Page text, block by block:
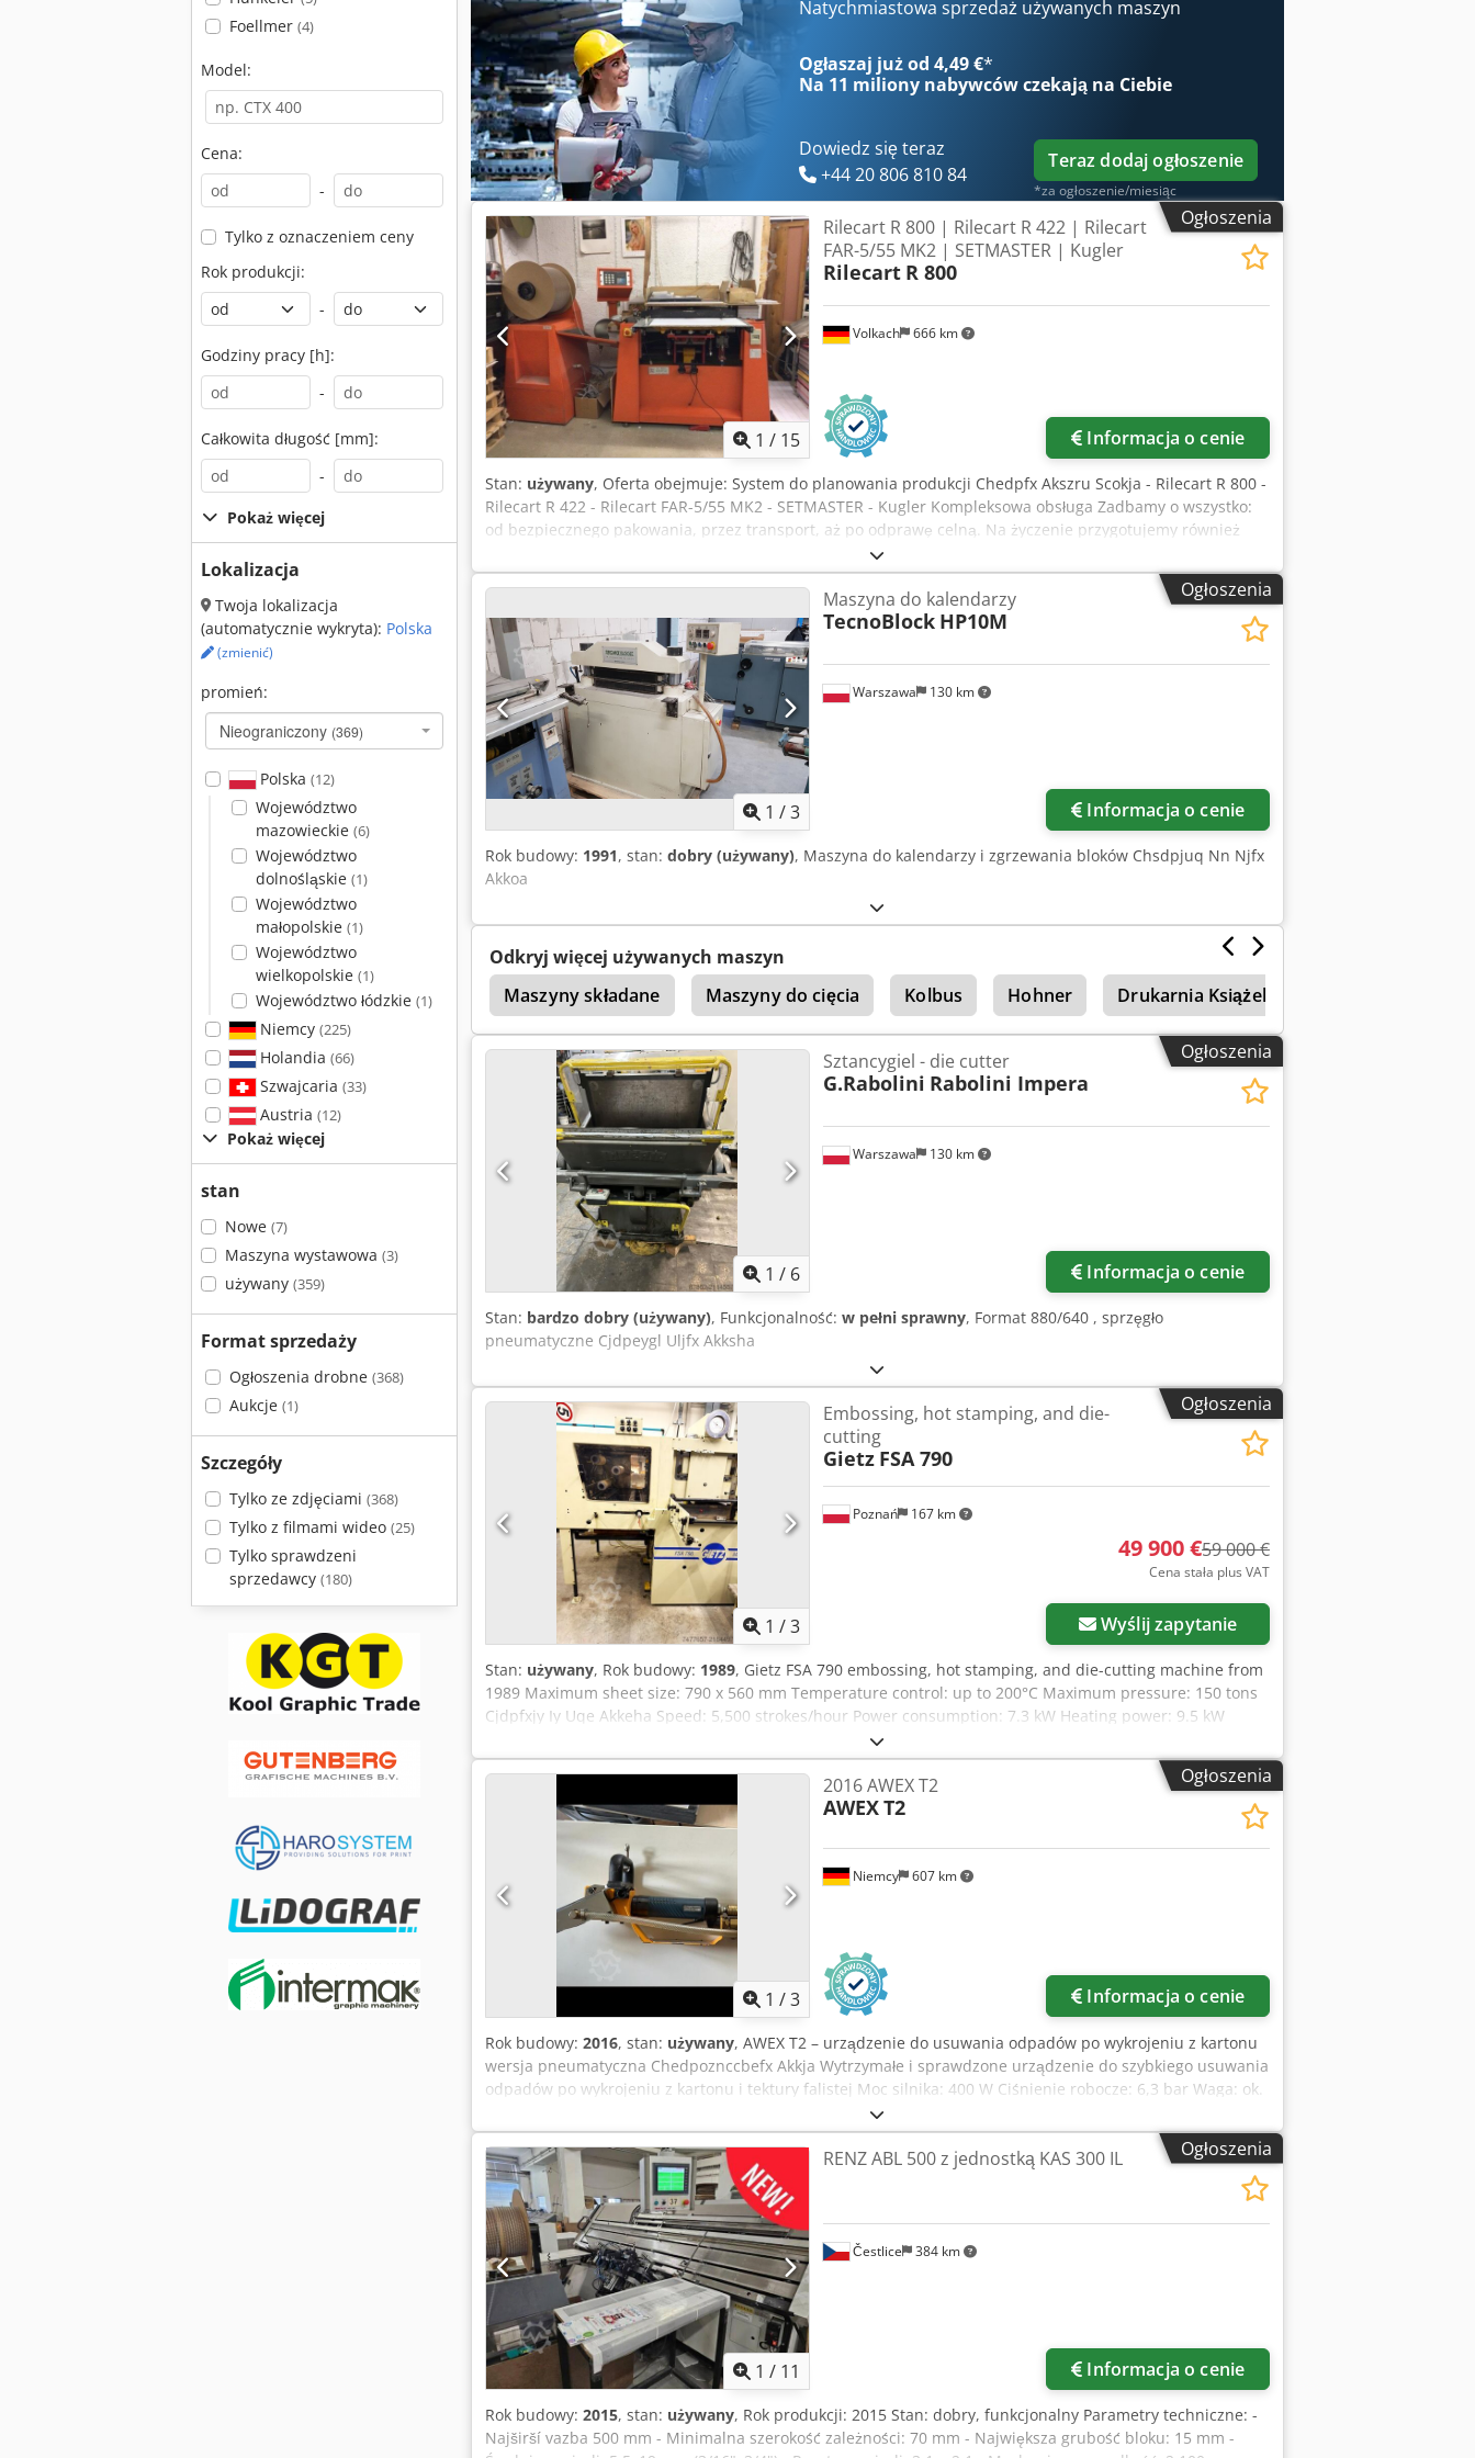
Foellmer (4)
Model:
Cena:
-
Tylko z oznaczeniem ceny
Rok produkcji:
-
Godziny pracy [h]:
-
Całkowita długość [mm]:
-
Pokaż więcej
Lokalizacja
Twoja lokalizacja
(automatycznie wykryta): Polska
(zmienić)
promień:
Nieograniczony (369)
Polska (12)
Województwo
mazowieckie (6)
Województwo
dolnośląskie (1)
Województwo
małopolskie (1)
Województwo
wielkopolskie (1)
Województwo łódzkie (1)
Niemcy (225)
Holandia (66)
Szwajcaria (33)
Austria (12)
Pokaż więcej
stan
Nowe (7)
Maszyna wystawowa (3)
używany (359)
Format sprzedaży
Ogłoszenia drobne (368)
Aukcje (1)
Szczegóły
Tylko ze zdjęciami (368)
Tylko z filmami wideo (25)
Tylko sprawdzeni
sprzedawcy (180)
Maks. Wysokość stosu: 700 mm Pobór mocy: Układarka: 3500 W/ Zabezpieczenie obwodu: RCCB 4P, 40 A,
300 mA, C, 10 kA (musi zapewnić klient) Sprężone powietrze: 6 bar, 50 l/min, średnica zewnętrzna 8 mm
Masa: 900 kg Oprogramowanie Połączenie internetowe: wymagane 24/7 Platforma: PC/Windows Kontroler:
Ergosoft RIP Interfejs: PC Środowisko pracy Praca: 20°C – 30°C Wilgotność: 50% – 70% RH (bez kondensacji)
Wysyłka na oryginalnych paletach. Możliwa pomoc w zorganizowaniu transportu. Cena do negocjacji.
Natychmiastowa sprzedaż używanych maszyn
Ogłaszaj już od 4,49 €*
Na 11 miliony nabywcówczekają na Ciebie
Dowiedz się teraz
+44 20 806 810 84
Teraz dodaj ogłoszenie
*za ogłoszenie/miesiąc
Ogłoszenia
1 / 15
Volkach 666 km
Rilecart R 800 | Rilecart R 422 | Rilecart
FAR-5/55 MK2 | SETMASTER | Kugler
Rilecart R 800
Informacja o cenie
Stan: używany, Oferta obejmuje: System do planowania produkcji Chedpfx Akszru Scokja - Rilecart R 800 -
Rilecart R 422 - Rilecart FAR-5/55 MK2 - SETMASTER - Kugler Kompleksowa obsługa Zadbamy o wszystko:
od bezpiecznego pakowania, przez transport, aż po odprawę celną. Na życzenie przygotujemy również
indywidualną ofertę leasingu. Zrównoważone i ekonomiczne rozwiązanie Wybierz używaną maszynę i
skorzystaj podwójnie: zadbaj o środowisko i swój budżet. Pomimo potencjalnych śladów użytkowania,
otrzymasz produkt wysokiej jakości w atrakcyjnej cenie.
Ogłoszenia
1 /3
Warszawa 130 km
Maszyna do kalendarzy
TecnoBlock HP10M
Informacja o cenie
Rok budowy: 1991, stan: dobry (używany), Maszyna do kalendarzy i zgrzewania bloków Chsdpjuq Nn Njfx
Akkoa
Odkryj więcej używanych maszyn
Maszyny składane
Maszyny do cięcia Kolbus Hohner Drukarnia Książek
Książki Powrót Horizon
Ogłoszenia
1 / 6
Warszawa 130 km
Sztancygiel - die cutter
G.Rabolini Rabolini Impera
Informacja o cenie
Stan: bardzo dobry (używany), Funkcjonalność: w pełni sprawny, Format 880/640 , sprzęgło
pneumatyczne Cjdpeygl Uljfx Akksha
Ogłoszenia
1 /3
Poznań 167 km
Embossing, hot stamping, and die-
cutting
Gietz FSA 790
49 900 €59 000 €
Cena stała plus VAT
Wyślij zapytanie
Stan: używany, Rok budowy: 1989, Gietz FSA 790 embossing, hot stamping, and die-cutting machine from
1989 Maximum sheet size: 790 x 560 mm Temperature control: up to 200°C Maximum pressure: 150 tons
Cjdpfxjy Iy Uqe Akkeha Speed: 5,500 strokes/hour Power consumption: 7.3 kW Heating power: 9.5 kW
Weight: 7000 kg 3 x electronic longitudinal foil feed control Works with foil on 1' cores Possibility of
longitudinal and transverse film feed to sheet running 6-zone heating 3 transverse drives 3 longitudinal
drives 2 die mounting plates - honeycomb High-speed suction feeder The machine is in excellent
condition, after renovation. Modernized electrical cabinet to current standards, latest control system
(automatic contactors) Frame for mounting the die-cutting
Ogłoszenia
1 /3
Niemcy 607 km
2016 AWEX T2
AWEXT2
Informacja o cenie
Rok budowy: 2016, stan: używany, AWEX T2 – urządzenie do usuwania odpadów po wykrojeniu z kartonu
wersja pneumatyczna Chedpoznccbefx Akkja Wytrzymałe i sprawdzone urządzenie do szybkiego usuwania
odpadów po wykrojeniu z kartonu i tektury falistej Moc silnika: 400 W Ciśnienie robocze: 6,3 bar Waga: ok.
4 kg Szerokość łańcucha: 20 mm dostępne w krótkim terminie
Ogłoszenia
1 / 11
Čestlice 384 km
RENZ ABL 500 z jednostką KAS 300 IL
Informacja o cenie
Rok budowy: 2015, stan: używany, Rok produkcji: 2015 Stan: dobry, funkcjonalny Parametry techniczne: -
Najširší vazba 500 mm - Minimalna szerokość zależności: 70 mm - Największa grubość bloku: 15 mm -